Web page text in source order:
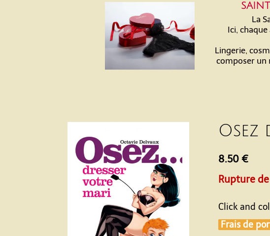
La
Ici,
Lingerie,
composer un
8.50 €
Rupture
Click and
Frais de